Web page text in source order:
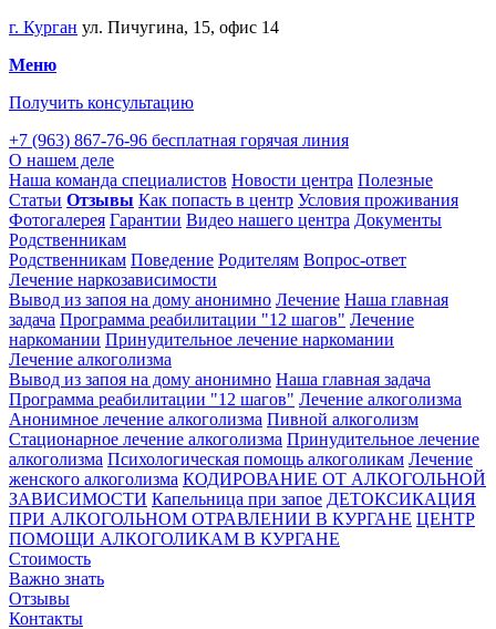
г. Курган ул. Пичугина, 15, офис 14
Меню
Получить консультацию
+7 (963) 867-76-96 бесплатная горячая линия
О нашем деле
Наша команда специалистов Новости центра Полезные
Статьи Отзывы Как попасть в центр Условия проживания
Фотогалерея Гарантии Видео нашего центра Документы
Родственникам
Родственникам Поведение Родителям Вопрос-ответ
Лечение наркозависимости
Вывод из запоя на дому анонимно Лечение Наша главная
задача Программа реабилитации "12 шагов" Лечение
наркомании Принудительное лечение наркомании
Лечение алкоголизма
Вывод из запоя на дому анонимно Наша главная задача
Программа реабилитации "12 шагов" Лечение алкоголизма
Анонимное лечение алкоголизма Пивной алкоголизм
Стационарное лечение алкоголизма Принудительное лечение
алкоголизма Психологическая помощь алкоголикам Лечение
женского алкоголизма КОДИРОВАНИЕ ОТ АЛКОГОЛЬНОЙ
ЗАВИСИМОСТИ Капельница при запое ДЕТОКСИКАЦИЯ
ПРИ АЛКОГОЛЬНОМ ОТРАВЛЕНИИ В КУРГАНЕ ЦЕНТР
ПОМОЩИ АЛКОГОЛИКАМ В КУРГАНЕ
Стоимость
Важно знать
Отзывы
Контакты